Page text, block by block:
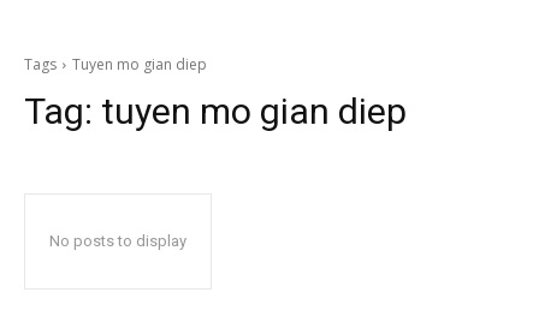
Tags Tuyen mo gian diep
Tag: tuyen mo gian diep
No posts to display